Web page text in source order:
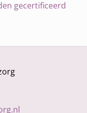
gecertificeerd